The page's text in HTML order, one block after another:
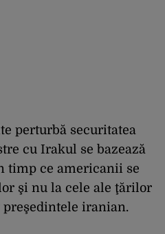
perturbă securitatea
cu Irakul se bazează
timp ce americanii se
şi nu la cele ale ţărilor
preşedintele iranian.